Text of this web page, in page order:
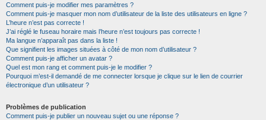
Comment puis-je modifier mes paramètres ?
Comment puis-je masquer mon nom d’utilisateur de la liste des utilisateurs en ligne ?
L’heure n’est pas correcte !
J’ai réglé le fuseau horaire mais l’heure n’est toujours pas correcte !
Ma langue n’apparaît pas dans la liste !
Que signifient les images situées à côté de mon nom d’utilisateur ?
Comment puis-je afficher un avatar ?
Quel est mon rang et comment puis-je le modifier ?
Pourquoi m’est-il demandé de me connecter lorsque je clique sur le lien de courrier
électronique d’un utilisateur ?
Problèmes de publication
Comment puis-je publier un nouveau sujet ou une réponse ?